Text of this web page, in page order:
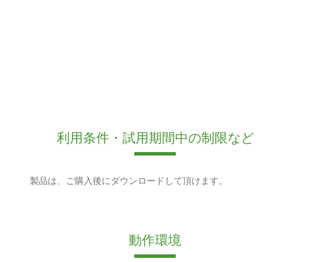
利用条件・試用期間中の制限など
製品は、ご購入後にダウンロードして頂けます。
動作環境